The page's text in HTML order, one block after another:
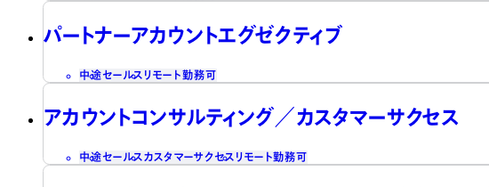
パートナーアカウントエグゼクティブ
中途セールス リモート勤務可
アカウントコンサルティング／カスタマーサクセス
中途セールス カスタマーサクセス リモート勤務可